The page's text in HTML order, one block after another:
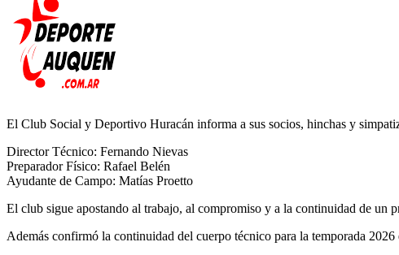
El Club Social y Deportivo Huracán informa a sus socios, hinchas y
Director Técnico: Fernando Nievas
Preparador Físico: Rafael Belén
Ayudante de Campo: Matías Proetto
El club sigue apostando al trabajo, al compromiso y a la continuidad de un
Además confirmó la continuidad del cuerpo técnico para la temporada